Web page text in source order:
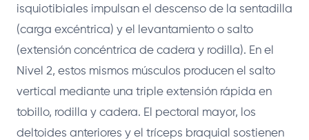
isquiotibiales impulsan el descenso de la sentadilla
(carga excéntrica) y el levantamiento o salto
(extensión concéntrica de cadera y rodilla). En el
Nivel 2, estos mismos músculos producen el salto
vertical mediante una triple extensión rápida en
tobillo, rodilla y cadera. El pectoral mayor, los
deltoides anteriores y el tríceps braquial sostienen